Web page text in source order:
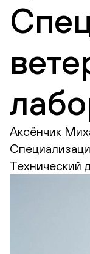
Аксёнчик
Технический